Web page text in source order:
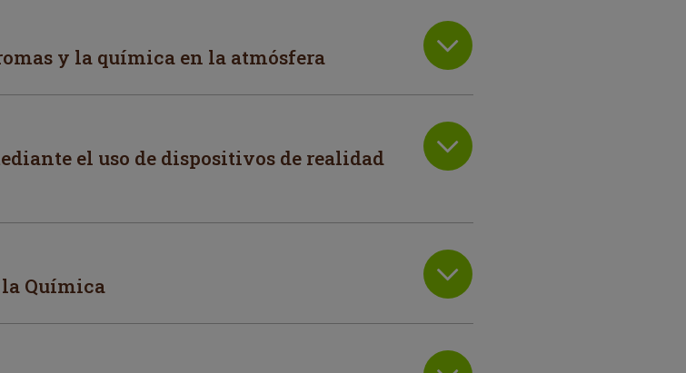
y la química en la atmósfera
el uso de dispositivos de realidad
la Química